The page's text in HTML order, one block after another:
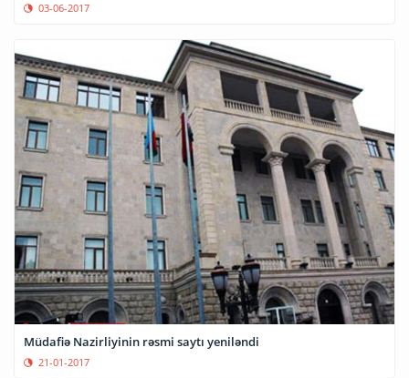
03-06-2017
Müdafiə Nazirliyinin rəsmi saytı yeniləndi
21-01-2017